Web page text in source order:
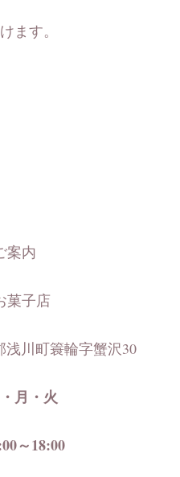
ます。
案内
菓子店
浅川町簑輪字蟹沢30
月・火
～18:00